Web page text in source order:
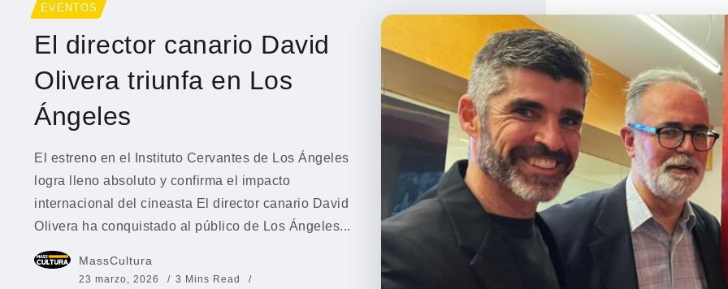
EVENTOS
El director canario David
Olivera triunfa en Los
Ángeles
El estreno en el Instituto Cervantes de Los Ángeles
logra lleno absoluto y confirma el impacto
internacional del cineasta El director canario David
Olivera ha conquistado al público de Los Ángeles...
MassCultura
23 marzo, 2026
3 Mins Read